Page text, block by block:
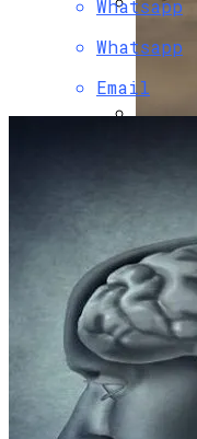
В
На
Whatsapp
Whatsapp
Email